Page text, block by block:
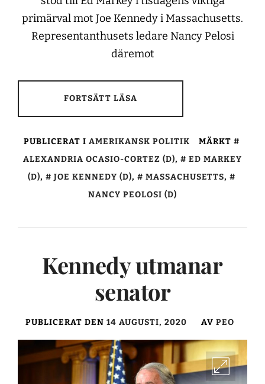
primärval mot Joe Kennedy i Massachusetts.
Representanthusets ledare Nancy Pelosi
däremot
FORTSÄTT LÄSA
PUBLICERAT I AMERIKANSK POLITIK
MÄRKT
ALEXANDRIA OCASIO-CORTEZ (D),
ED MARKEY
(D), JOE KENNEDY (D), MASSACHUSETTS,
NANCY PEOLOSI (D)
Kennedy utmanar
senator
PUBLICERAT DEN 14 AUGUSTI, 2020 AV PEO